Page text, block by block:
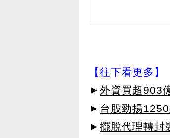
【往下看更多】
► 外資買超903
► 台股勁揚
► 擺脫代理轉封